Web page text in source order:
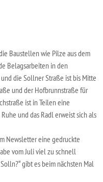
Baustellen wie Pilze aus dem
Belagsarbeiten in den
die Sollner Straße ist bis Mitte
und der Hofbrunnstraße für
ist in Teilen eine
und das Radl erweist sich als
Newsletter eine gedruckte
vom Juli viel zu schnell
gibt es beim nächsten Mal